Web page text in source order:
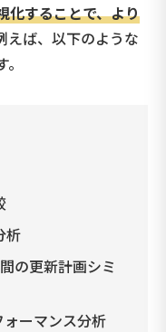
化することで、より
えば、以下のような
析
の更新計画シミ
ーマンス分析